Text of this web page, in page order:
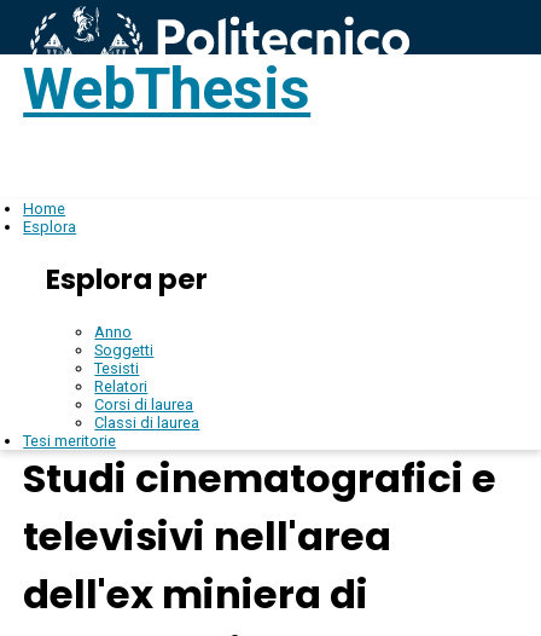
WebThesis
Home
Esplora
Esplora per
Anno
Soggetti
Tesisti
Relatori
Corsi di laurea
Classi di laurea
Tesi meritorie
Studi cinematografici e
televisivi nell'area
dell'ex miniera di